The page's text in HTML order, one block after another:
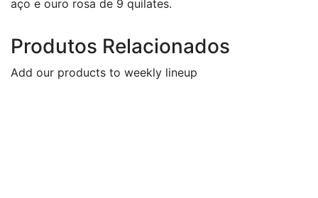
aço e ouro rosa de 9 quilates.
Produtos Relacionados
Add our products to weekly lineup